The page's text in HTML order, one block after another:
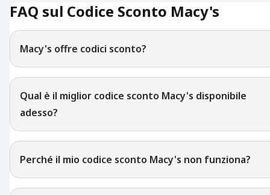
FAQ sul Codice Sconto Macy's
Macy's offre codici sconto?
Qual è il miglior codice sconto Macy's disponibile
adesso?
Perché il mio codice sconto Macy's non funziona?